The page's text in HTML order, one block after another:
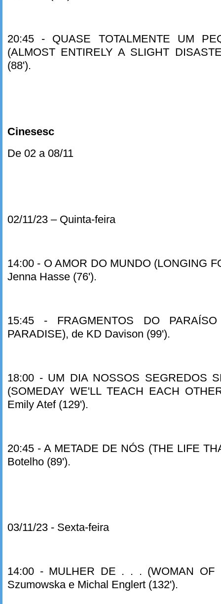
20:45 - QUASE TOTALMENTE UM
(ALMOST ENTIRELY A SLIGHT
(88').
Cinesesc
De 02 a 08/11
02/11/23 – Quinta-feira
14:00 - O AMOR DO MUNDO (LONGING
Jenna Hasse (76').
15:45 - FRAGMENTOS DO
PARADISE), de KD Davison (99').
18:00 - UM DIA NOSSOS SEGREDOS
(SOMEDAY WE'LL TEACH EACH
Emily Atef (129').
20:45 - A METADE DE NÓS (THE LIFE
Botelho (89').
03/11/23 - Sexta-feira
14:00 - MULHER DE . . . (WOMAN OF
Szumowska e Michal Englert (132').